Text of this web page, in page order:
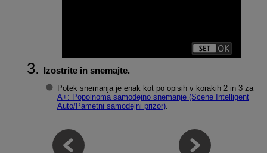
Izostrite in snemajte.
Potek snemanja je enak kot po opisih v korakih 2 in 3 za
A+: Popolnoma samodejno snemanje (Scene Intelligent
Auto/Pametni samodejni prizor).